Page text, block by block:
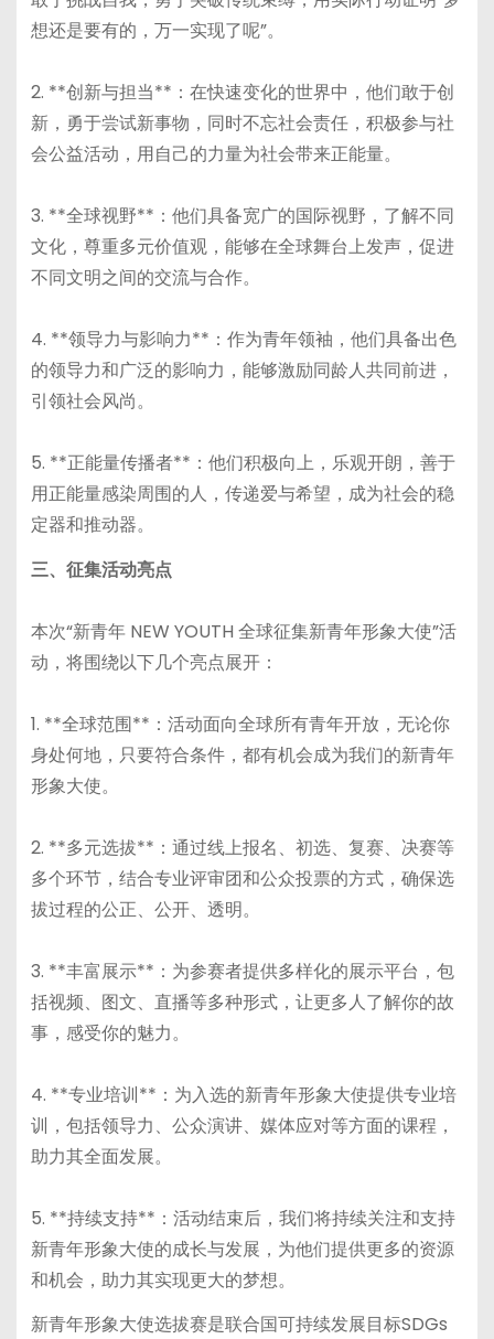
想还是要有的，万一实现了呢”。
2. **创新与担当**：在快速变化的世界中，他们敢于创
新，勇于尝试新事物，同时不忘社会责任，积极参与社
会公益活动，用自己的力量为社会带来正能量。
3. **全球视野**：他们具备宽广的国际视野，了解不同
文化，尊重多元价值观，能够在全球舞台上发声，促进
不同文明之间的交流与合作。
4. **领导力与影响力**：作为青年领袖，他们具备出色
的领导力和广泛的影响力，能够激励同龄人共同前进，
引领社会风尚。
5. **正能量传播者**：他们积极向上，乐观开朗，善于
用正能量感染周围的人，传递爱与希望，成为社会的稳
定器和推动器。
三、征集活动亮点
本次“新青年 NEW YOUTH 全球征集新青年形象大使”活
动，将围绕以下几个亮点展开：
1. **全球范围**：活动面向全球所有青年开放，无论你
身处何地，只要符合条件，都有机会成为我们的新青年
形象大使。
2. **多元选拔**：通过线上报名、初选、复赛、决赛等
多个环节，结合专业评审团和公众投票的方式，确保选
拔过程的公正、公开、透明。
3. **丰富展示**：为参赛者提供多样化的展示平台，包
括视频、图文、直播等多种形式，让更多人了解你的故
事，感受你的魅力。
4. **专业培训**：为入选的新青年形象大使提供专业培
训，包括领导力、公众演讲、媒体应对等方面的课程，
助力其全面发展。
5. **持续支持**：活动结束后，我们将持续关注和支持
新青年形象大使的成长与发展，为他们提供更多的资源
和机会，助力其实现更大的梦想。
新青年形象大使选拔赛是联合国可持续发展目标SDGs